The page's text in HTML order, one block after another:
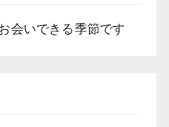
会いできる季節です